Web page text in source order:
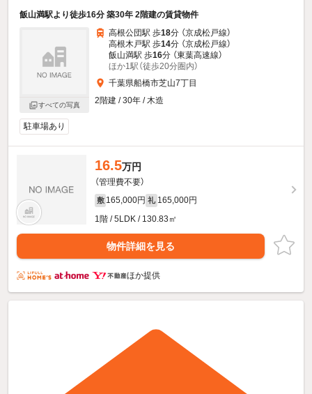
飯山満駅より徒歩16分 築30年 2階建の賃貸物件
すべての写真
高根公団駅 歩18分 （京成松戸線）
高根木戸駅 歩14分 （京成松戸線）
飯山満駅 歩16分 （東葉高速線）
ほか1駅（徒歩20分圏内）
千葉県船橋市芝山7丁目
2階建 / 30年 / 木造
駐車場あり
16.5万円
（管理費不要）
敷 165,000円 礼 165,000円
1階 / 5LDK / 130.83㎡
物件詳細を見る
ほか提供